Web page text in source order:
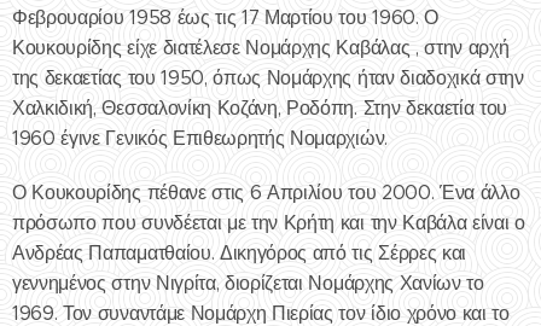
Φεβρουαρίου 1958 έως τις 17 Μαρτίου του 1960. Ο
Κουκουρίδης είχε διατέλεσε Νομάρχης Καβάλας , στην αρχή
της δεκαετίας του 1950, όπως Νομάρχης ήταν διαδοχικά στην
Χαλκιδική, Θεσσαλονίκη Κοζάνη, Ροδόπη. Στην δεκαετία του
1960 έγινε Γενικός Επιθεωρητής Νομαρχιών.
Ο Κουκουρίδης πέθανε στις 6 Απριλίου του 2000. Ένα άλλο
πρόσωπο που συνδέεται με την Κρήτη και την Καβάλα είναι ο
Ανδρέας Παπαματθαίου. Δικηγόρος από τις Σέρρες και
γεννημένος στην Νιγρίτα, διορίζεται Νομάρχης Χανίων το
1969. Τον συναντάμε Νομάρχη Πιερίας τον ίδιο χρόνο και το